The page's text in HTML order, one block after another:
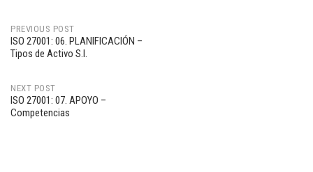
Post
navigation
PREVIOUS POST
ISO 27001: 06. PLANIFICACIÓN –
Tipos de Activo S.I.
NEXT POST
ISO 27001: 07. APOYO –
Competencias